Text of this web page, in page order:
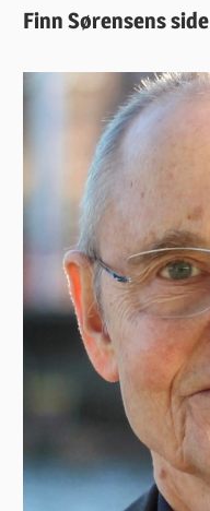
Finn Sørensens side